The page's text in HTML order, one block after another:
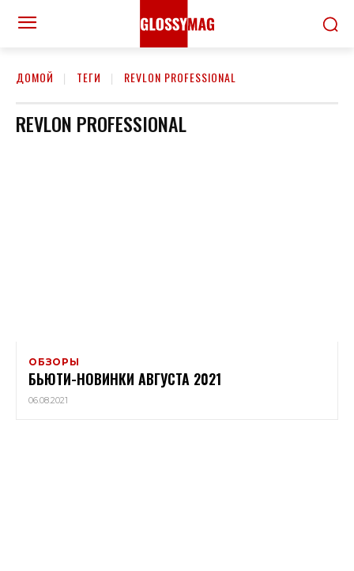
ДОМОЙ ТЕГИ REVLON PROFESSIONAL
REVLON PROFESSIONAL
ОБЗОРЫ
БЬЮТИ-НОВИНКИ АВГУСТА 2021
06.08.2021